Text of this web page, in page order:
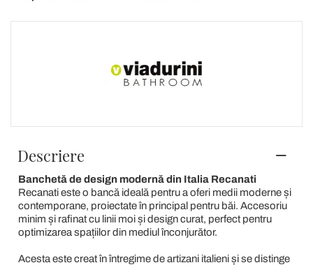
Descriere
Banchetă de design modernă din Italia Recanati
Recanati este o bancă ideală pentru a oferi medii moderne și
contemporane, proiectate în principal pentru băi. Accesoriu
minim și rafinat cu linii moi și design curat, perfect pentru
optimizarea spațiilor din mediul înconjurător.
Acesta este creat în întregime de artizani italieni și se distinge